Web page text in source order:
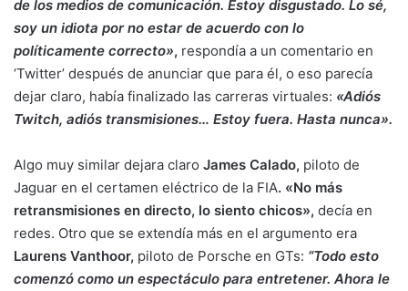
de los medios de comunicación. Estoy disgustado. Lo sé,
soy un idiota por no estar de acuerdo con lo
políticamente correcto», respondía a un comentario en
‘Twitter’ después de anunciar que para él, o eso parecía
dejar claro, había finalizado las carreras virtuales: «Adiós
Twitch, adiós transmisiones… Estoy fuera. Hasta nunca».
Algo muy similar dejara claro James Calado, piloto de
Jaguar en el certamen eléctrico de la FIA. «No más
retransmisiones en directo, lo siento chicos», decía en
redes. Otro que se extendía más en el argumento era
Laurens Vanthoor, piloto de Porsche en GTs: “Todo esto
comenzó como un espectáculo para entretener. Ahora le